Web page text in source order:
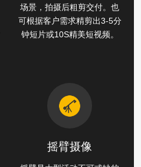
场景，拍摄后粗剪交付。也
可根据客户需求精剪出3-5分
钟短片或10S精美短视频。
摇臂摄像